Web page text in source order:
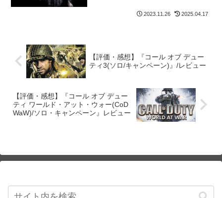
2023.11.26 2025.04.17
【評価・感想】『コール オブ デュー
ティ3(ソロ/キャンペーン)』/レビュー
【評価・感想】『コール オブ デュー
ティ ワールド・アット・ウォー(CoD
WaW)/ソロ・キャンペーン』レビュー